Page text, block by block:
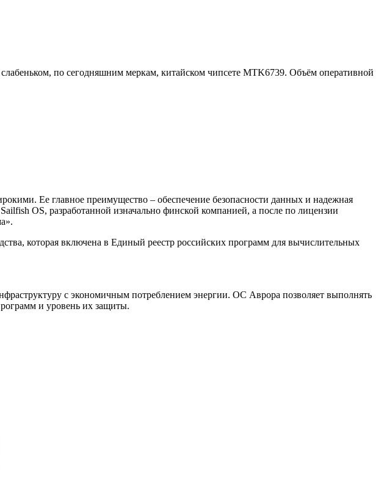
по сегодняшним меркам, китайском чипсете MTK6739. Объём оперативной
Ее главное преимущество – обеспечение безопасности данных и надежная
OS, разработанной изначально финской компанией, а после по лицензии
которая включена в Единый реестр российских программ для вычислительных
с экономичным потреблением энергии. ОС Аврора позволяет выполнять
и уровень их защиты.